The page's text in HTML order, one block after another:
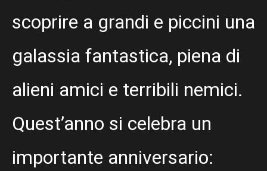
scoprire a grandi e piccini una
galassia fantastica, piena di
alieni amici e terribili nemici.
Quest’anno si celebra un
importante anniversario: